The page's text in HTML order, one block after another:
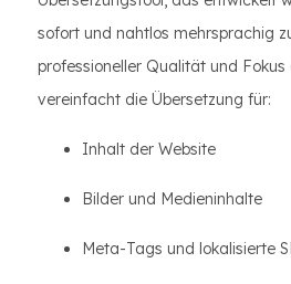
sofort und nahtlos mehrsprachig
professioneller Qualität und Fokus
vereinfacht die Übersetzung für:
Inhalt der Website
Bilder und Medieninhalte
Meta-Tags und lokalisierte